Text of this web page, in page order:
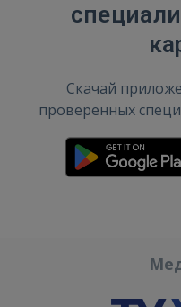
Скачай
проверенных